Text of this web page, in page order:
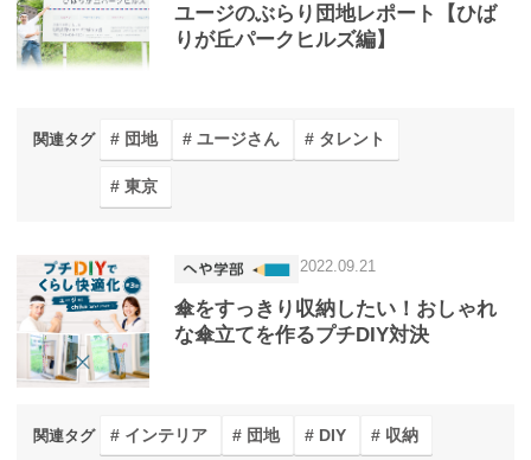
ユージのぶらり団地レポート【ひば
りが丘パークヒルズ編】
関連タグ 団地 ユージさん タレント
東京
傘をすっきり収納したい！おしゃれ
な傘立てを作るプチDIY対決
2022.09.21
関連タグ インテリア 団地 DIY 収納